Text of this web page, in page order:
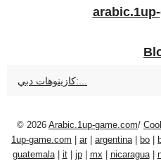
كازينوهات دبي:...
© 2026 Arabic.1up-game.com/
1up-game.com
ar argentina| bo
guatemala| it| jp| mx nicaragua|